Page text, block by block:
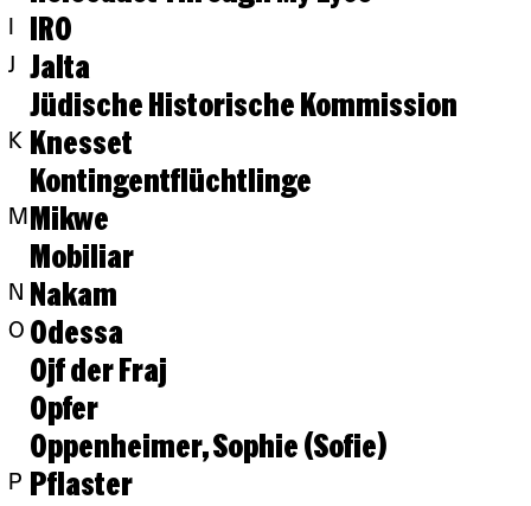
IRO
J
Jalta
Jüdische Historische Kommission
K Knesset
Kontingentflüchtlinge
M Mikwe
Mobiliar
N Nakam
O Odessa
Ojf der Fraj
Opfer
Oppenheimer, Sophie (Sofie)
P Pflaster